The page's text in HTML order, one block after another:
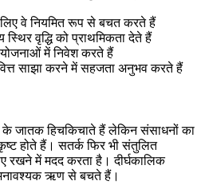
वे नियमित रूप से बचत करते हैं
वृद्धि को प्राथमिकता देते हैं
योजनाओं में निवेश करते हैं
साझा करने में सहजता अनुभव करते हैं
के जातक हिचकिचाते हैं लेकिन संसाधनों का
होते हैं। सतर्क फिर भी संतुलित
रखने में मदद करता है। दीर्घकालिक
ऋण से बचते हैं।